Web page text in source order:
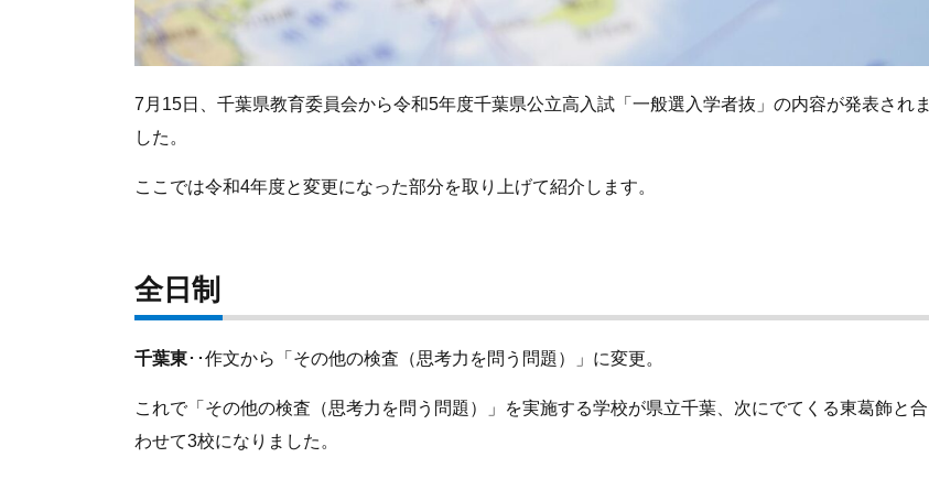
7月15日、千葉県教育委員会から令和5年度千葉県公立高入試「一般選入学者抜」の内容が発表されま
した。
ここでは令和4年度と変更になった部分を取り上げて紹介します。
全日制
千葉東･･作文から「その他の検査（思考力を問う問題）」に変更。
これで「その他の検査（思考力を問う問題）」を実施する学校が県立千葉、次にでてくる東葛飾と合
わせて3校になりました。